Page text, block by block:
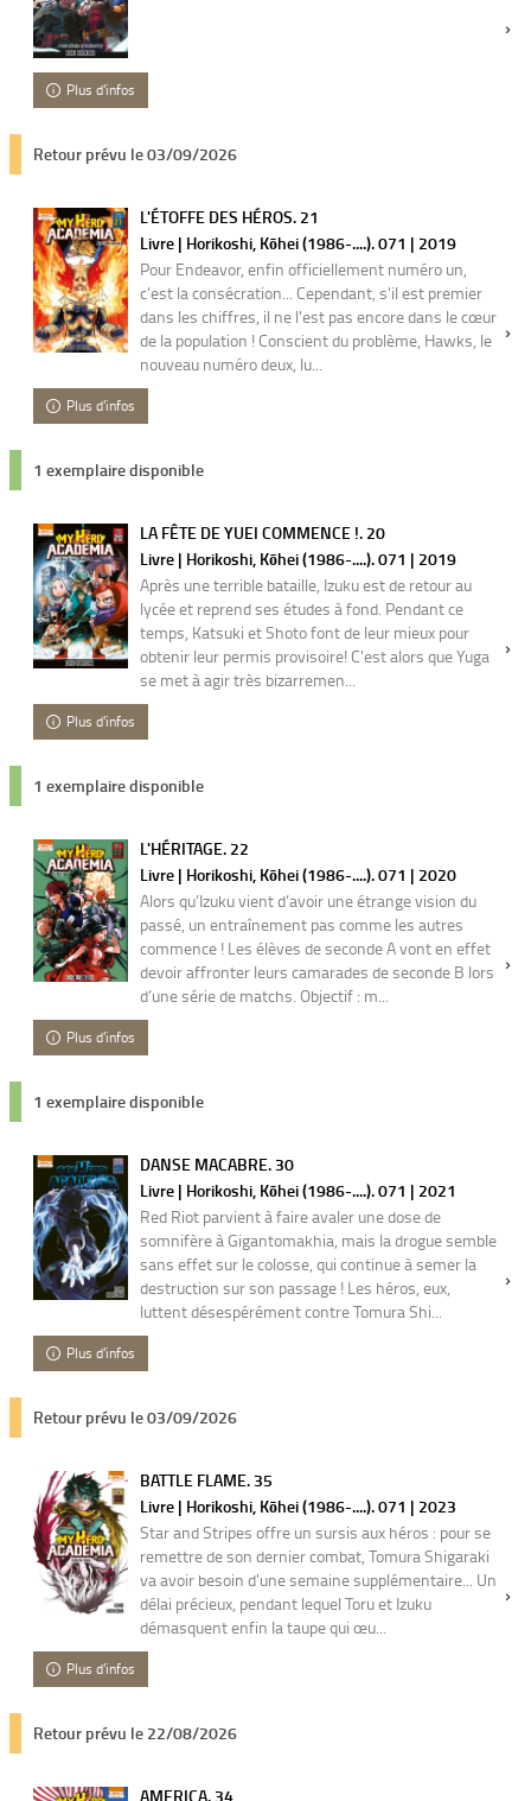
Plus d'infos
Retour prévu le 03/09/2026
L'ÉTOFFE DES HÉROS. 21
Livre | Horikoshi, Kōhei (1986-....). 071 | 2019
Pour Endeavor, enfin officiellement numéro un,
c'est la consécration... Cependant, s'il est premier
dans les chiffres, il ne l'est pas encore dans le cœur
de la population ! Conscient du problème, Hawks, le
nouveau numéro deux, lu...
Plus d'infos
1 exemplaire disponible
LA FÊTE DE YUEI COMMENCE !. 20
Livre | Horikoshi, Kōhei (1986-....). 071 | 2019
Après une terrible bataille, Izuku est de retour au
lycée et reprend ses études à fond. Pendant ce
temps, Katsuki et Shoto font de leur mieux pour
obtenir leur permis provisoire! C'est alors que Yuga
se met à agir très bizarremen...
Plus d'infos
1 exemplaire disponible
L'HÉRITAGE. 22
Livre | Horikoshi, Kōhei (1986-....). 071 | 2020
Alors qu’Izuku vient d’avoir une étrange vision du
passé, un entraînement pas comme les autres
commence ! Les élèves de seconde A vont en effet
devoir affronter leurs camarades de seconde B lors
d’une série de matchs. Objectif : m...
Plus d'infos
1 exemplaire disponible
DANSE MACABRE. 30
Livre | Horikoshi, Kōhei (1986-....). 071 | 2021
Red Riot parvient à faire avaler une dose de
somnifère à Gigantomakhia, mais la drogue semble
sans effet sur le colosse, qui continue à semer la
destruction sur son passage ! Les héros, eux,
luttent désespérément contre Tomura Shi...
Plus d'infos
Retour prévu le 03/09/2026
BATTLE FLAME. 35
Livre | Horikoshi, Kōhei (1986-....). 071 | 2023
Star and Stripes offre un sursis aux héros : pour se
remettre de son dernier combat, Tomura Shigaraki
va avoir besoin d'une semaine supplémentaire... Un
délai précieux, pendant lequel Toru et Izuku
démasquent enfin la taupe qui œu...
Plus d'infos
Retour prévu le 22/08/2026
AMERICA. 34